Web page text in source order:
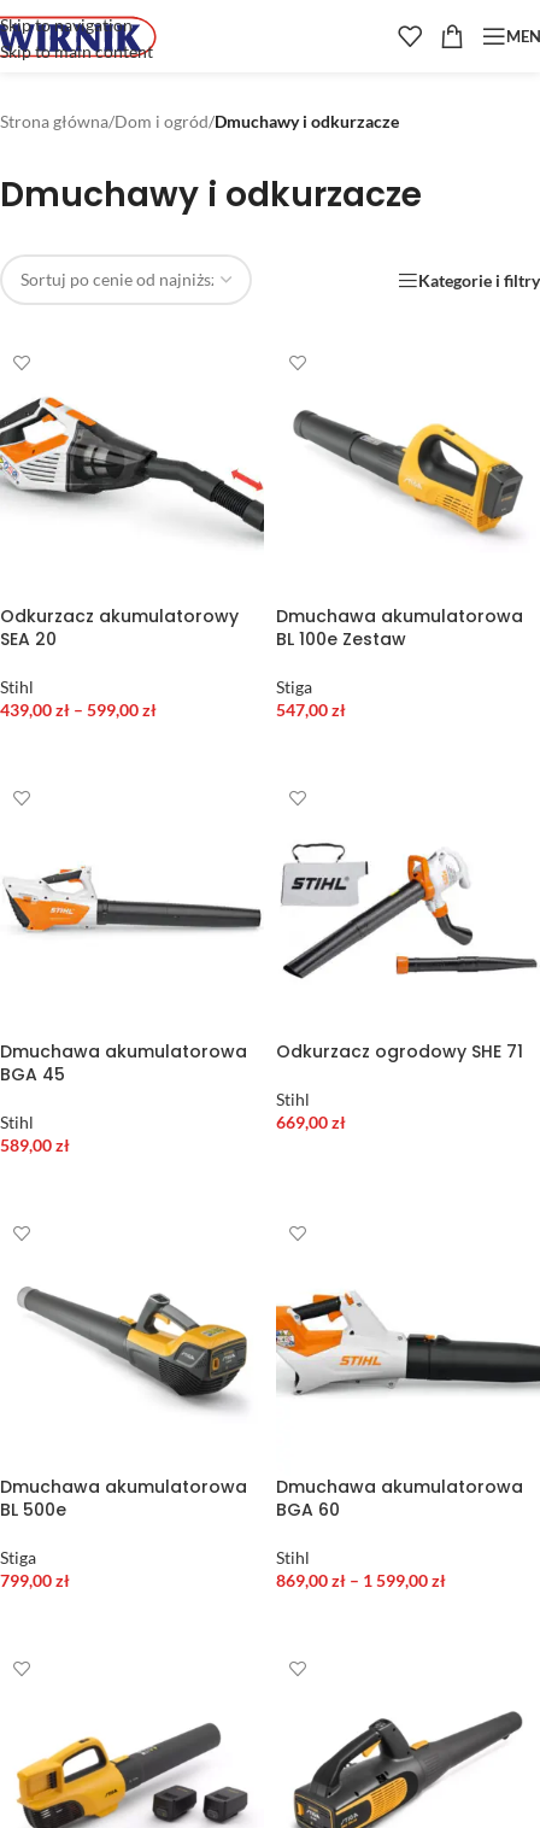
Skip to navigation
Skip to main content
Strona główna/Dom i ogród/Dmuchawy i odkurzacze
Dmuchawy i odkurzacze
Kategorie i filtry
Odkurzacz akumulatorowy
SEA 20
Stihl
439,00zł – 599,00zł
Dmuchawa akumulatorowa
BL 100e Zestaw
Stiga
547,00zł
Dmuchawa akumulatorowa
BGA 45
Stihl
589,00zł
Odkurzacz ogrodowy SHE 71
Stihl
669,00zł
Dmuchawa akumulatorowa
BL 500e
Stiga
799,00zł
Dmuchawa akumulatorowa
BGA 60
Stihl
869,00zł – 1 599,00zł